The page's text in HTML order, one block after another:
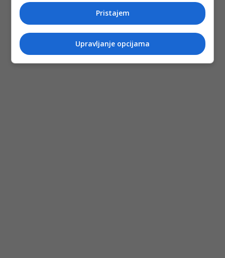
Pristajem
Upravljanje opcijama